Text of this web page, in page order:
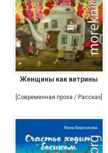
Женщины как витрины
[Современная проза / Рассказ]